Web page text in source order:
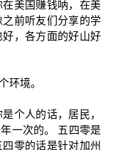
美国赚钱呐，在美
前听友们分享的学
，各方面的好山好
环境。
个人的话，居民，
一次的。 五四零是
零的话是针对加州